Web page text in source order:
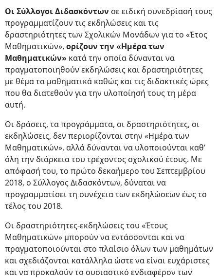
Οι Σύλλογοι Διδασκόντων σε ειδική συνεδρίασή τους
προγραμματίζουν τις εκδηλώσεις και τις
δραστηριότητες των Σχολικών Μονάδων για το «Έτος
Μαθηματικών», ορίζουν την «Ημέρα των
Μαθηματικών» κατά την οποία δύνανται να
πραγματοποιηθούν εκδηλώσεις και δραστηριότητες
με θέμα τα μαθηματικά καθώς και τις διδακτικές ώρες
που θα διατεθούν για την υλοποίησή τους τη μέρα
αυτή.
Οι δράσεις, τα προγράμματα, οι δραστηριότητες, οι
εκδηλώσεις, δεν περιορίζονται στην «Ημέρα των
Μαθηματικών», αλλά δύνανται να υλοποιούνται καθ’
όλη την διάρκεια του τρέχοντος σχολικού έτους. Με
απόφασή του, το πρώτο δεκαήμερο του Σεπτεμβρίου
2018, ο Σύλλογος Διδασκόντων, δύναται να
προγραμματίσει τη συνέχεια των εκδηλώσεων έως το
τέλος του 2018.
Οι δραστηριότητες-εκδηλώσεις του «Έτους
Μαθηματικών» μπορούν να εντάσσονται και να
πραγματοποιούνται στο πλαίσιο όλων των μαθημάτων
και σχεδιάζονται κατάλληλα ώστε να είναι ευχάριστες
και να προκαλούν το ουσιαστικό ενδιαφέρον των